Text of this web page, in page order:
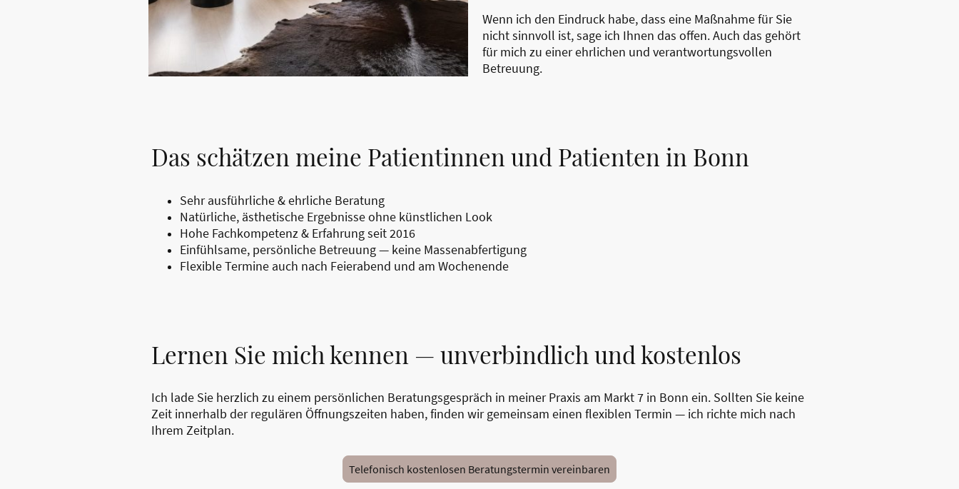
Wenn ich den Eindruck habe, dass eine Maßnahme für Sie
nicht sinnvoll ist, sage ich Ihnen das offen. Auch das gehört
für mich zu einer ehrlichen und verantwortungsvollen
Betreuung.
Das schätzen meine Patientinnen und Patienten in Bonn
Sehr ausführliche & ehrliche Beratung
Natürliche, ästhetische Ergebnisse ohne künstlichen Look
Hohe Fachkompetenz & Erfahrung seit 2016
Einfühlsame, persönliche Betreuung — keine Massenabfertigung
Flexible Termine auch nach Feierabend und am Wochenende
Lernen Sie mich kennen — unverbindlich und kostenlos
Ich lade Sie herzlich zu einem persönlichen Beratungsgespräch in meiner Praxis am Markt 7 in Bonn ein. Sollten Sie keine
Zeit innerhalb der regulären Öffnungszeiten haben, finden wir gemeinsam einen flexiblen Termin — ich richte mich nach
Ihrem Zeitplan.
Telefonisch kostenlosen Beratungstermin vereinbaren